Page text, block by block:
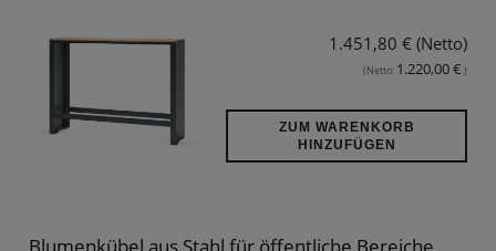
1.451,80 € (Netto)
(Netto: 1.220,00 € )
ZUM WARENKORB
HINZUFÜGEN